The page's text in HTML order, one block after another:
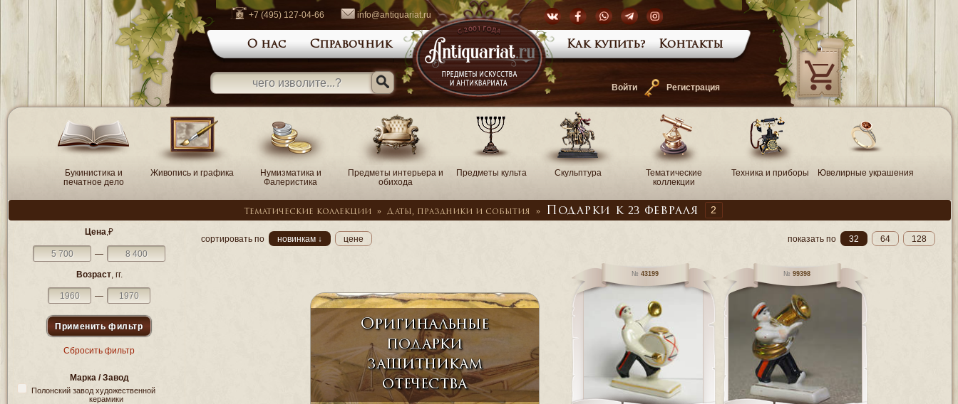
+7 (495) 127-04-66 info@antiquariat.ru
Войти Регистрация
О нас Справочник Как купить? Контакты
—
Букинистика и
печатное дело
Живопись и графика
Нумизматика и
Фалеристика
Предметы интерьера и
обихода
Предметы культа Скульптура
Тематические
коллекции
Техника и приборы Ювелирные украшения
Тематические коллекции» Даты, праздники и события » Подарки к 23 февраля 2
Цена ,₽
—
Возраст, гг.
—
Сбросить фильтр
Марка / Завод
Полонский завод художественной
керамики
сортировать по новинкам ↓ цене показать по 32 64 128
Оригинальные
подарки
защитникам
отечества
43199 99398